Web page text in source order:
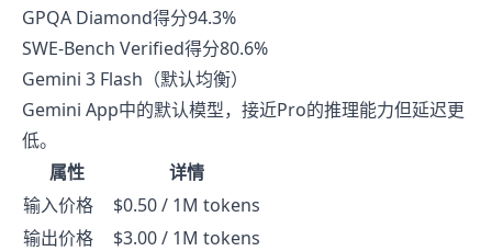
GPQA Diamond得分94.3%
SWE-Bench Verified得分80.6%
Gemini 3 Flash（默认均衡）
Gemini App中的默认模型，接近Pro的推理能力但延迟更
低。
属性
详情
输入价格
$0.50 / 1M tokens
输出价格
$3.00 / 1M tokens